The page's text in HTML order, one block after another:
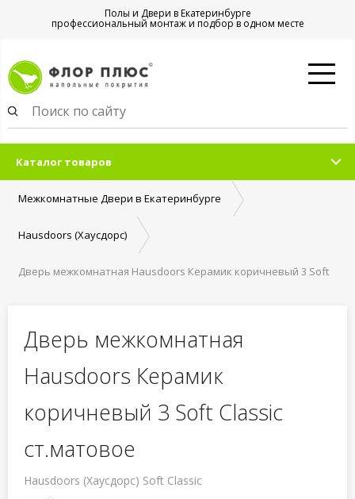
Полы и Двери в Екатеринбурге
профессиональный монтаж и подбор в одном месте
Каталог товаров
Межкомнатные Двери в Екатеринбурге
Hausdoors (Хаусдорс)
Дверь межкомнатная Hausdoors Керамик коричневый 3 Soft
Дверь межкомнатная
Hausdoors Керамик
коричневый 3 Soft Classic
ст.матовое
Hausdoors (Хаусдорс) Soft Classic